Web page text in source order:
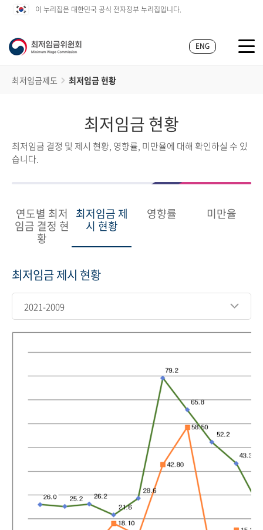
이 누리집은 대한민국 공식 전자정부 누리집입니다.
ENG
최저임금제도 최저임금 현황
최저임금 현황
최저임금 결정 및 제시 현황, 영향률, 미만율에 대해 확인하실 수 있
습니다.
연도별 최저
임금 결정 현
황
최저임금 제
시 현황
영향률 미만율
최저임금 제시 현황
2021-2009